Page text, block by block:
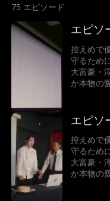
75 エピソード
エピソ
控えめで
守るため
大富豪・
か本物の
かる！
エピソ
控えめで
守るため
大富豪・
か本物の